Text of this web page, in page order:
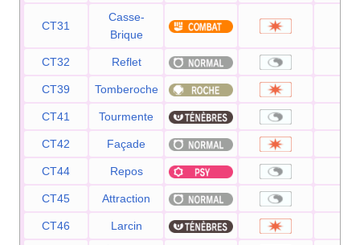
CT31
Casse-
Brique
CT32 Reflet
CT39 Tomberoche
CT41 Tourmente
CT42 Façade
CT44 Repos
CT45 Attraction
CT46 Larcin